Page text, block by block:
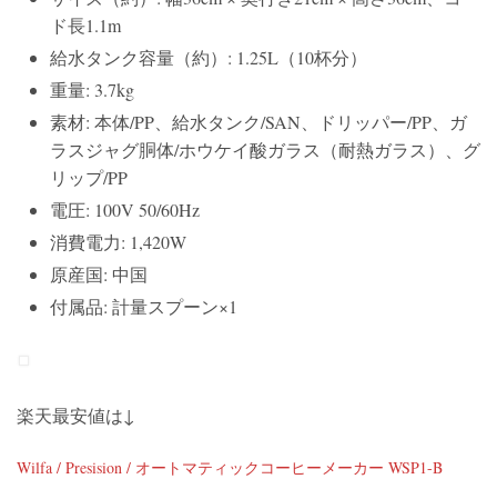
ド長1.1m
給水タンク容量（約）: 1.25L（10杯分）
重量: 3.7kg
素材: 本体/PP、給水タンク/SAN、ドリッパー/PP、ガ
ラスジャグ胴体/ホウケイ酸ガラス（耐熱ガラス）、グ
リップ/PP
電圧: 100V 50/60Hz
消費電力: 1,420W
原産国: 中国
付属品: 計量スプーン×1
楽天最安値は↓
Wilfa / Presision / オートマティックコーヒーメーカー WSP1-B